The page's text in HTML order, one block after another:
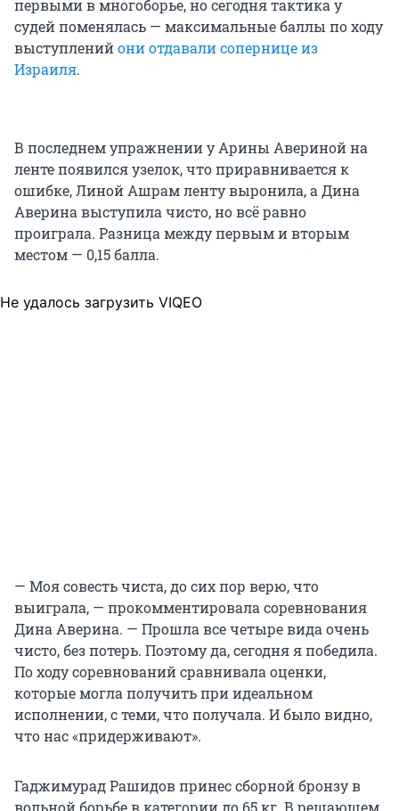
первыми в многоборье, но сегодня тактика у
судей поменялась — максимальные баллы по ходу
выступленийони отдавали сопернице из
Израиля.
В последнем упражнении у Арины Авериной на
ленте появился узелок, что приравнивается к
ошибке, Линой Ашрам ленту выронила, а Дина
Аверина выступила чисто, но всё равно
проиграла. Разница между первым и вторым
местом — 0,15 балла.
Не удалось загрузить VIQEO
— Моя совесть чиста, до сих пор верю, что
выиграла, — прокомментировала соревнования
Дина Аверина. — Прошла все четыре вида очень
чисто, без потерь. Поэтому да, сегодня я победила.
По ходу соревнований сравнивала оценки,
которые могла получить при идеальном
исполнении, с теми, что получала. И было видно,
что нас «придерживают».
Гаджимурад Рашидов принес сборной бронзу в